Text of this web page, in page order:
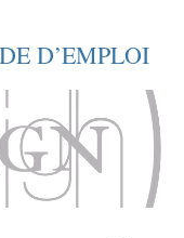
D’EMPLOI